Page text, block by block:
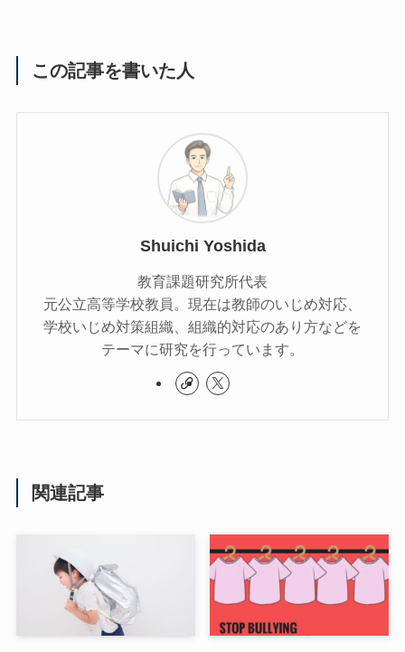
この記事を書いた人
Shuichi Yoshida
教育課題研究所代表
元公立高等学校教員。現在は教師のいじめ対応、
学校いじめ対策組織、組織的対応のあり方などを
テーマに研究を行っています。
関連記事